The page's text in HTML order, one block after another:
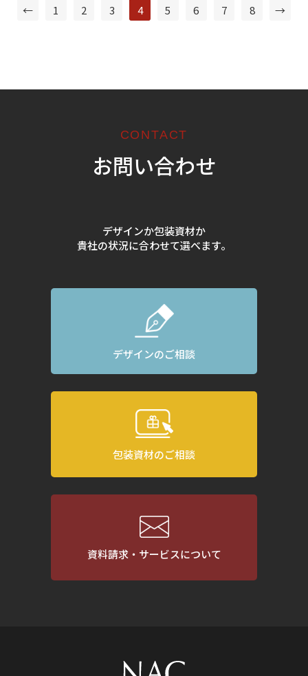
← 1 2 3 4 5 6 7 8 →
CONTACT
お問い合わせ
デザインか包装資材か
貴社の状況に合わせて選べます。
デザインのご相談
包装資材のご相談
資料請求・サービスについて